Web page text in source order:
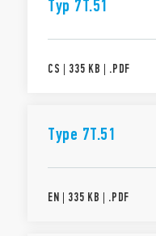
Typ 7T.51
CS | 335 KB | .PDF
Type 7T.51
EN | 335 KB | .PDF